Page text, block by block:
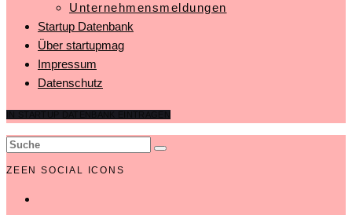
Unternehmensmeldungen
Startup Datenbank
Über startupmag
Impressum
Datenschutz
ZEEN SOCIAL ICONS